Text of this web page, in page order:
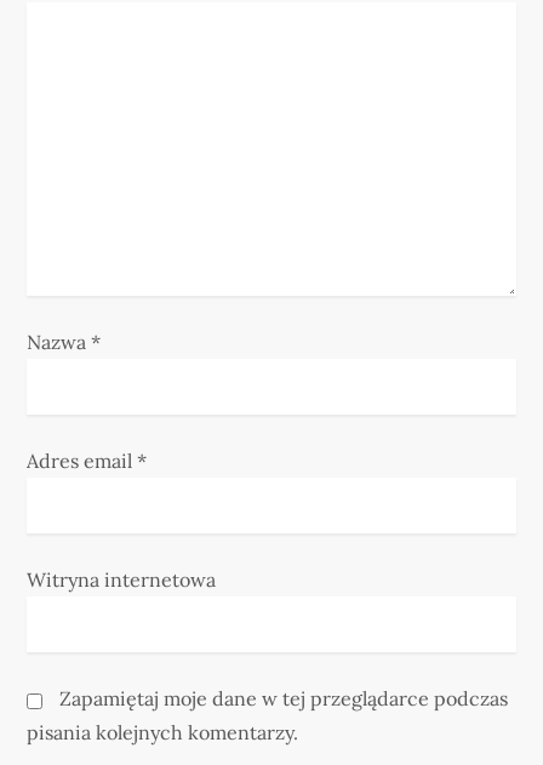
Nazwa*
Adres email*
Witryna internetowa
Zapamiętaj moje dane w tej przeglądarce podczas
pisania kolejnych komentarzy.